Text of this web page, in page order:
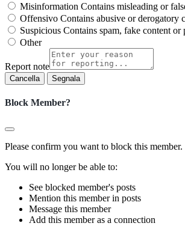
Misinformation Contains misleading or
Offensivo Contains abusive or derogatory
Suspicious Contains spam, fake content or
Other
Report note
Segnala
Block Member?
Please confirm you want to block this member.
You will no longer be able to:
See blocked member's posts
Mention this member in posts
Message this member
Add this member as a connection